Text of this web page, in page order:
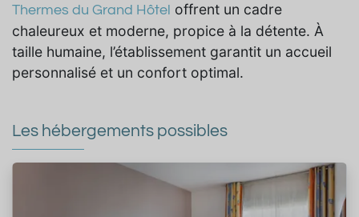
Thermes du Grand Hôtel offrent un cadre
chaleureux et moderne, propice à la détente. À
taille humaine, l’établissement garantit un accueil
personnalisé et un confort optimal.
Les hébergements possibles